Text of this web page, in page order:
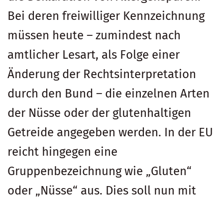
Bei deren freiwilliger Kennzeichnung
müssen heute – zumindest nach
amtlicher Lesart, als Folge einer
Änderung der Rechtsinterpretation
durch den Bund – die einzelnen Arten
der Nüsse oder der glutenhaltigen
Getreide angegeben werden. In der EU
reicht hingegen eine
Gruppenbezeichnung wie „Gluten“
oder „Nüsse“ aus. Dies soll nun mit